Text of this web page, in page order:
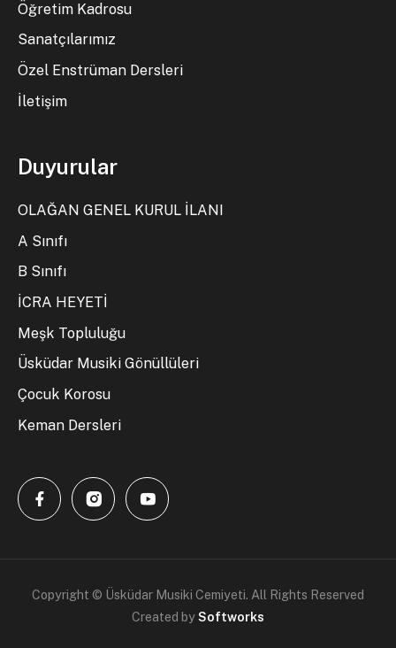
Öğretim Kadrosu
Sanatçılarımız
Özel Enstrüman Dersleri
İletişim
Duyurular
OLAĞAN GENEL KURUL İLANI
A Sınıfı
B Sınıfı
İCRA HEYETİ
Meşk Topluluğu
Üsküdar Musiki Gönüllüleri
Çocuk Korosu
Keman Dersleri
Copyright © Üsküdar Musiki Cemiyeti. All Rights Reserved
Created bySoftworks